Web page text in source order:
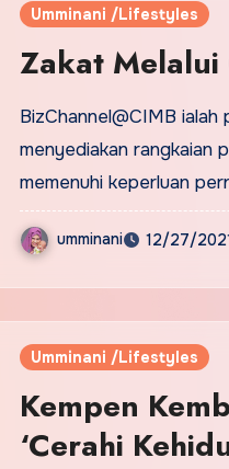
Umminani /Lifestyles
Zakat Melalui
BizChannel@CIMB
menyediakan rangkaian
memenuhi keperluan
umminani 12/27/
Umminani /Lifestyles
Kempen
‘Cerahi